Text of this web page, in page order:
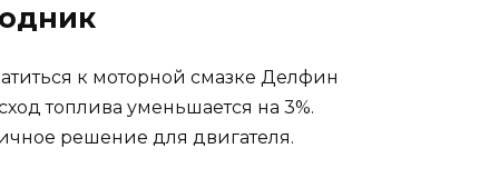
к моторной смазке Делфин
топлива уменьшается на 3%.
решение для двигателя.